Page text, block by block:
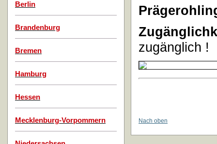
Berlin
Brandenburg
Bremen
Hamburg
Hessen
Mecklenburg-Vorpommern
zugänglich !
Nach oben